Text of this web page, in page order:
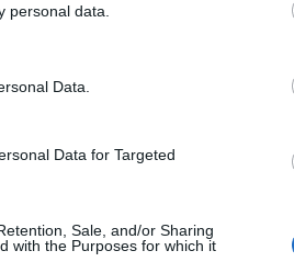
personal data.
Data.
Data for Targeted
Sale, and/or Sharing
with the Purposes for which it
un’occasione
al
degli angoli più
l’invito è rivolto a
a questa nobile
e per la propria terra.